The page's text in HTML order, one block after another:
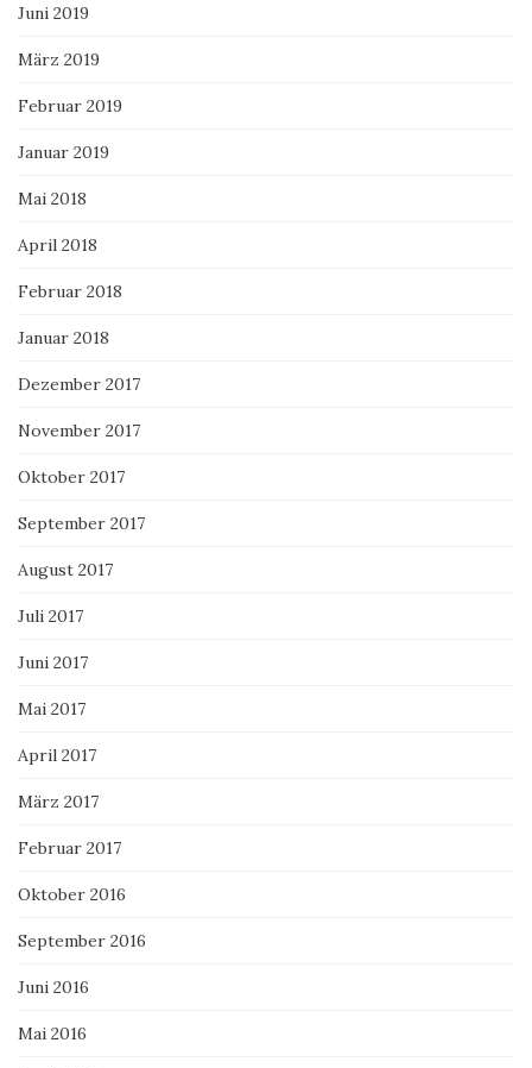
Juni 2019
März 2019
Februar 2019
Januar 2019
Mai 2018
April 2018
Februar 2018
Januar 2018
Dezember 2017
November 2017
Oktober 2017
September 2017
August 2017
Juli 2017
Juni 2017
Mai 2017
April 2017
März 2017
Februar 2017
Oktober 2016
September 2016
Juni 2016
Mai 2016